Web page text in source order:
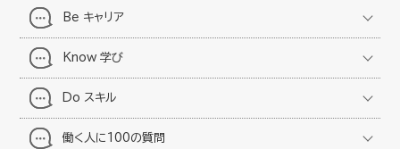
Be キャリア
Know 学び
Do スキル
働く人に100の質問